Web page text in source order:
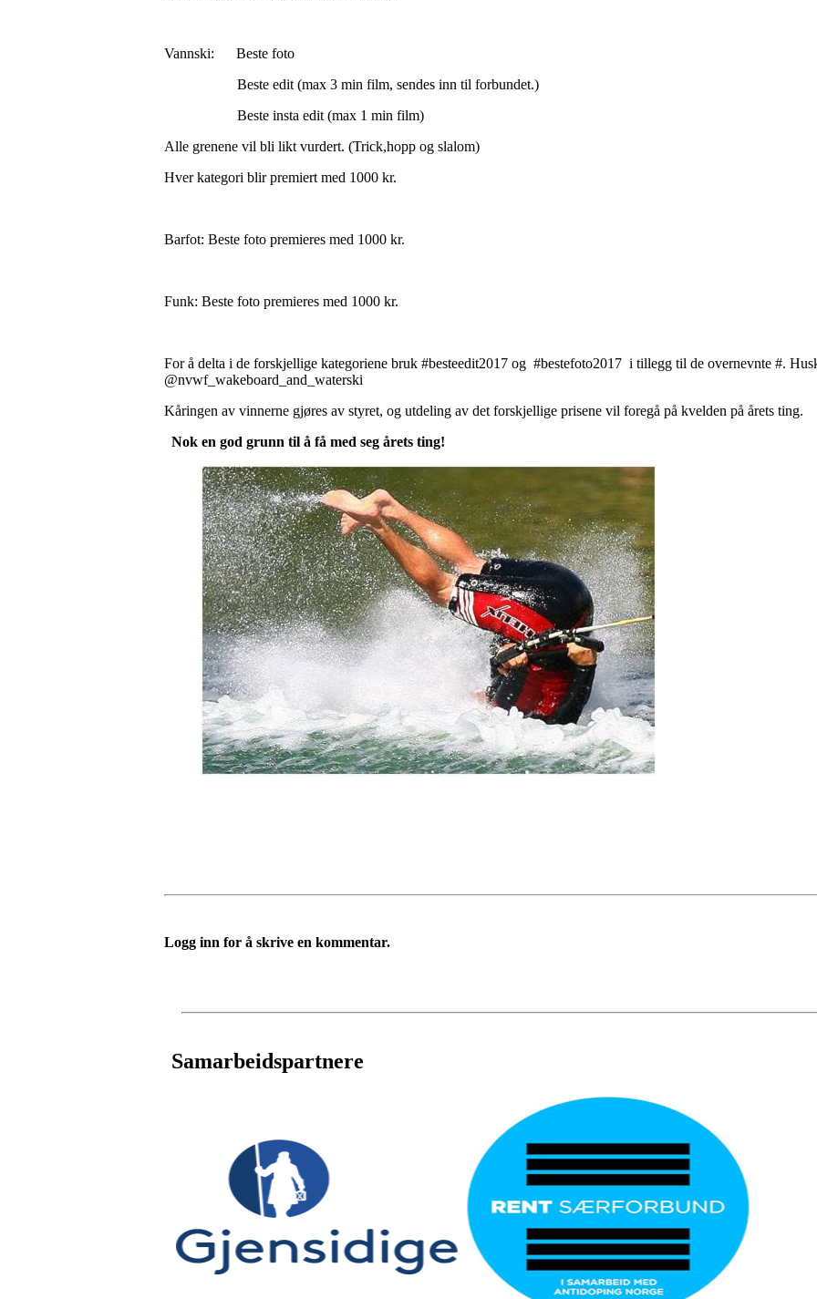
Vannski: Beste foto
Beste edit (max 3 min film, sendes inn til forbundet.)
Beste insta edit (max 1 min film)
Alle grenene vil bli likt vurdert. (Trick,hopp og slalom)
Hver kategori blir premiert med 1000 kr.
Barfot: Beste foto premieres med 1000 kr.
Funk: Beste foto premieres med 1000 kr.
For å delta i de forskjellige kategoriene bruk #besteedit2017 og #bestefoto2017 i tillegg til de overnevnte #.
@nvwf_wakeboard_and_waterski
Kåringen av vinnerne gjøres av styret, og utdeling av det forskjellige prisene vil foregå på kvelden på årets ting.
Nok en god grunn til å få med seg årets ting!
Logg inn for å skrive en kommentar.
Samarbeidspartnere